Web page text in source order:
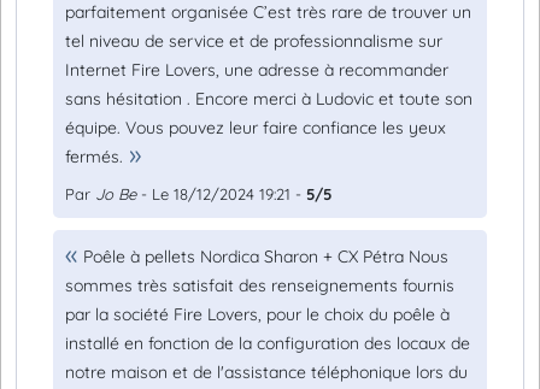
parfaitement organisée C’est très rare de trouver un
tel niveau de service et de professionnalisme sur
Internet Fire Lovers, une adresse à recommander
sans hésitation . Encore merci à Ludovic et toute son
équipe. Vous pouvez leur faire confiance les yeux
fermés.
Par Jo Be- Le 18/12/2024 19:21 - 5/5
Poêle à pellets Nordica Sharon + CX Pétra Nous
sommes très satisfait des renseignements fournis
par la société Fire Lovers, pour le choix du poêle à
installé en fonction de la configuration des locaux de
notre maison et de l'assistance téléphonique lors du